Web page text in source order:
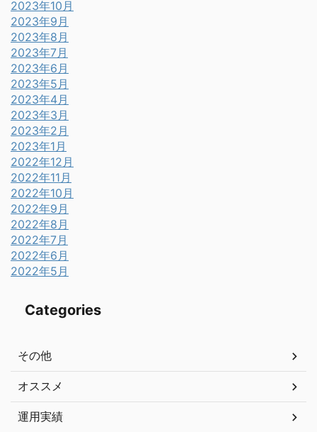
2023年10月
2023年9月
2023年8月
2023年7月
2023年6月
2023年5月
2023年4月
2023年3月
2023年2月
2023年1月
2022年12月
2022年11月
2022年10月
2022年9月
2022年8月
2022年7月
2022年6月
2022年5月
Categories
その他
オススメ
運用実績